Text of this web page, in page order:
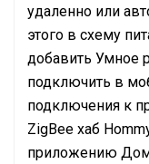
удаленно или
этого в схему
добавить Умное
подключить в
подключения к
ZigBee хаб
приложению Дом